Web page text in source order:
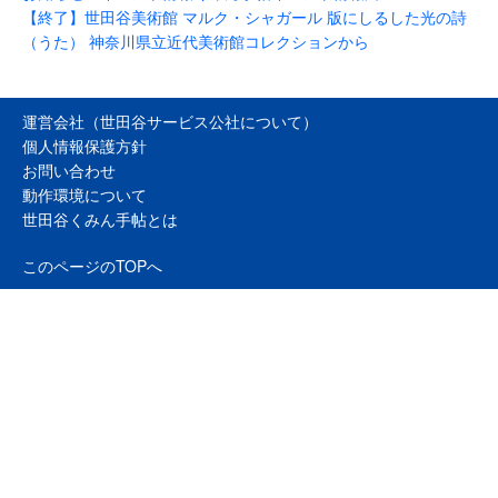
【終了】世田谷美術館 マルク・シャガール 版にしるした光の詩
（うた） 神奈川県立近代美術館コレクションから
運営会社（世田谷サービス公社について）
個人情報保護方針
お問い合わせ
動作環境について
世田谷くみん手帖とは
このページのTOPへ